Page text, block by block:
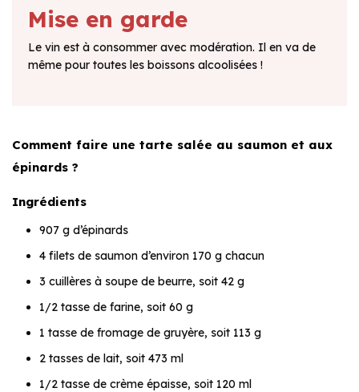
Mise en garde
Le vin est à consommer avec modération. Il en va de
même pour toutes les boissons alcoolisées !
Comment faire une tarte salée au saumon et aux
épinards ?
Ingrédients
907 g d’épinards
4 filets de saumon d’environ 170 g chacun
3 cuillères à soupe de beurre, soit 42 g
1/2 tasse de farine, soit 60 g
1 tasse de fromage de gruyère, soit 113 g
2 tasses de lait, soit 473 ml
1/2 tasse de crème épaisse, soit 120 ml